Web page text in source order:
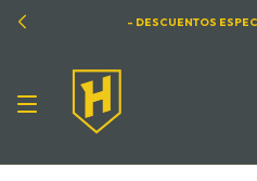
- DESCUENTOS